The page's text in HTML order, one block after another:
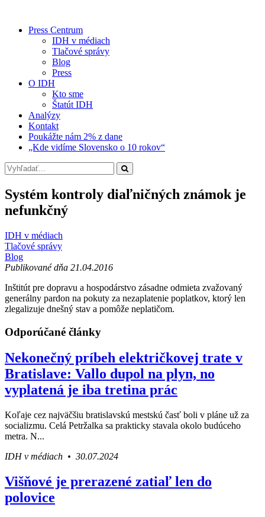
Press Centrum
IDH v médiach
Tlačové správy
Blog
Press
O IDH
Kto sme
Štatút IDH
Analýzy
Kontakt
Poukážte nám 2% z dane
„Kde vidíme Slovensko o 10 rokov“
Systém kontroly diaľničných známok je
nefunkčný
IDH v médiach
Tlačové správy
Blog
Publikované dňa 21.04.2016
Inštitút pre dopravu a hospodárstvo zásadne odmieta zvažovaný
generálny pardon na pokuty za nezaplatenie poplatkov, ktorý len
zlegalizuje dnešný stav a pomôže neplatičom.
Odporúčané články
Nekonečný príbeh električkovej trate v
Bratislave: Vallo dupol na plyn, no
vyplatená je iba tretina prác
Koľaje cez najväčšiu bratislavskú mestskú časť boli v pláne už za
socializmu. Celá Petržalka sa prakticky stavala okolo budúceho
metra. N...
IDH v médiach • 30.07.2024
Višňové je prerazené zatiaľ len do
polovice